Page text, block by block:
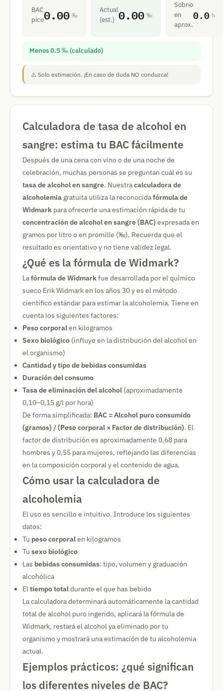
BAC
pico0.00 ‰
Actual
(est.) 0.00 ‰
Sobrio
en
aprox.
0.0 h
Menos 0.5 ‰ (calculado)
⚠️ Solo estimación. ¡En caso de duda NO conduzca!
Calculadora de tasa de alcohol en
sangre: estima tu BAC fácilmente
Después de una cena con vino o de una noche de
celebración, muchas personas se preguntan cuál es su
tasa de alcohol en sangre. Nuestracalculadora de
alcoholemia gratuita utiliza la reconocidafórmula de
Widmark para ofrecerte una estimación rápida de tu
concentración de alcohol en sangre (BAC) expresada en
gramos por litro o en promille (‰). Recuerda que el
resultado es orientativo y no tiene validez legal.
¿Qué es la fórmula de Widmark?
Lafórmula de Widmarkfue desarrollada por el químico
sueco Erik Widmark en los años 30 y es el método
científico estándar para estimar la alcoholemia. Tiene en
cuenta los siguientes factores:
Peso corporalen kilogramos
Sexo biológico (influye en la distribución del alcohol en
el organismo)
Cantidad y tipo de bebidas consumidas
Duración del consumo
Tasa de eliminación del alcohol (aproximadamente
0,10–0,15 g/l por hora)
De forma simplificada: BAC = Alcohol puro consumido
(gramos) / (Peso corporal × Factor de distribución). El
factor de distribución es aproximadamente 0,68 para
hombres y 0,55 para mujeres, reflejando las diferencias
en la composición corporal y el contenido de agua.
Cómo usar la calculadora de
alcoholemia
El uso es sencillo e intuitivo. Introduce los siguientes
datos:
Tu peso corporalen kilogramos
Tu sexo biológico
Las bebidas consumidas: tipo, volumen y graduación
alcohólica
Eltiempo totaldurante el que has bebido
La calculadora determinará automáticamente la cantidad
total de alcohol puro ingerido, aplicará la fórmula de
Widmark, restará el alcohol ya eliminado por tu
organismo y mostrará una estimación de tu alcoholemia
actual.
Ejemplos prácticos: ¿qué significan
los diferentes niveles de BAC?